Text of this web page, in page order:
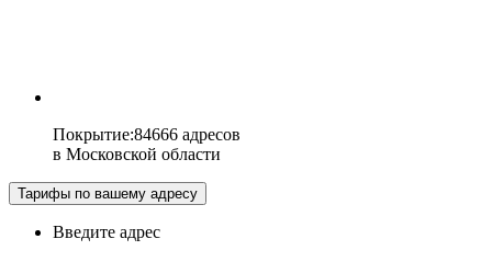
Покрытие:84666 адресов
в Московской области
Тарифы по вашему адресу
Введите адрес